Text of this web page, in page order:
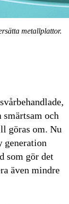
metallplattor.
och
göras om. Nu
generation
som gör det
även mindre